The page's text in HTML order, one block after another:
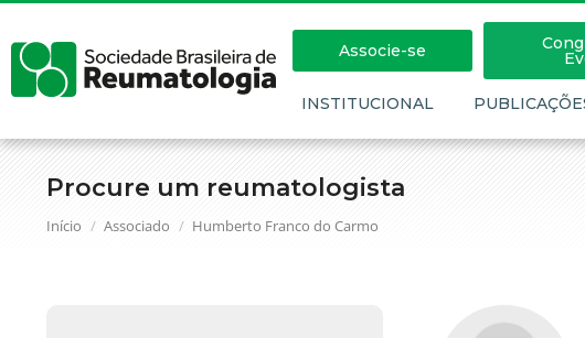
Procure um reumatologista
Você está aqui:
Início Associado Humberto Franco do Carmo
Associe-se
INSTITUCIONAL